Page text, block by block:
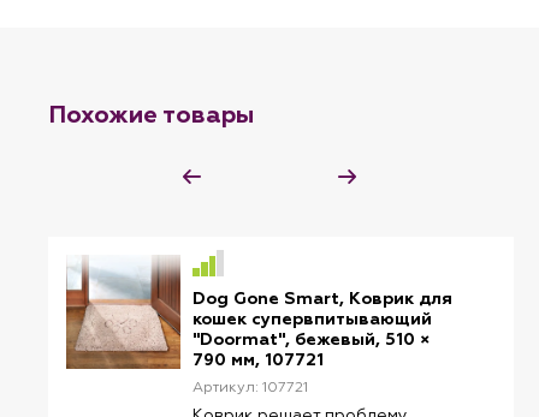
Похожие товары
Dog Gone Smart, Коврик для
кошек супервпитывающий
"Doormat", бежевый, 510 ×
790 мм, 107721
Артикул: 107721